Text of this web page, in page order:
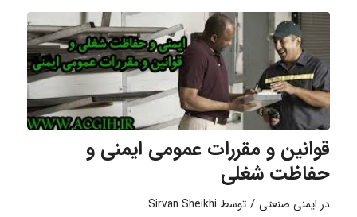
قوانین و مقررات عمومی ايمنی و
حفاظت شغلی
در ایمنی صنعتی / توسط Sirvan Sheikhi